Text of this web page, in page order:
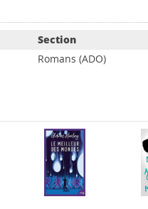
Section
Romans (ADO)